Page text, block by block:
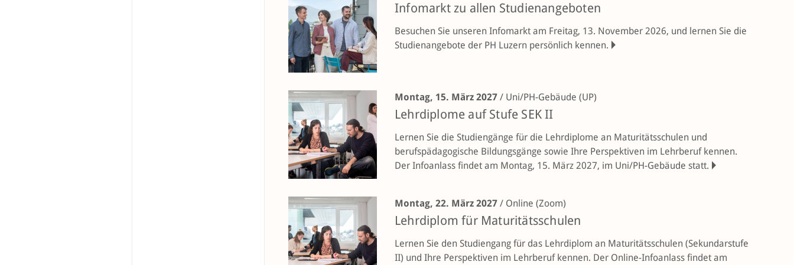
Infomarkt zu allen Studienangeboten
Besuchen Sie unseren Infomarkt am Freitag, 13. November 2026, und lernen Sie die
Studienangebote der PH Luzern persönlich kennen.
Montag, 15. März 2027 / Uni/PH-Gebäude (UP)
Lehrdiplome auf Stufe SEK II
Lernen Sie die Studiengänge für die Lehrdiplome an Maturitätsschulen und
berufspädagogische Bildungsgänge sowie Ihre Perspektiven im Lehrberuf kennen.
Der Infoanlass findet am Montag, 15. März 2027, im Uni/PH-Gebäude statt.
Montag, 22. März 2027 / Online (Zoom)
Lehrdiplom für Maturitätsschulen
Lernen Sie den Studiengang für das Lehrdiplom an Maturitätsschulen (Sekundarstufe
II) und Ihre Perspektiven im Lehrberuf kennen. Der Online-Infoanlass findet am